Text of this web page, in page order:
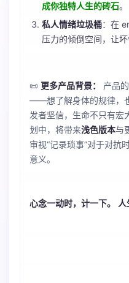
成你独特人生的砖石。
私人情绪垃圾桶：在
压力的倾倒空间，让坏
📜 更多产品背景：
产品
——想了解身体的规律，
发者坚信，生命不只有宏
划中，将带来浅色版本与
审视“记录琐事”对于对抗
意义。
心念一动时，计一下。 人